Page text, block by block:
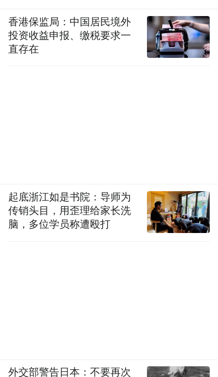
香港保监局：中国居民境外
投资收益申报、缴税要求一
直存在
起底浙江如是书院：导师为
传销头目，用歪理给家长洗
脑，多位学员称遭殴打
外交部警告日本：不要再次